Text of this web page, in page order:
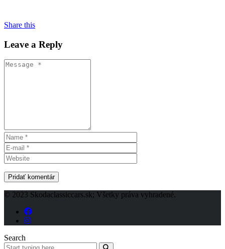
Share this
Leave a Reply
© 2023 Skodaclassiccars.sk; Všetky práva vyhradené.
Search